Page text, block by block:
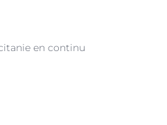
en continu